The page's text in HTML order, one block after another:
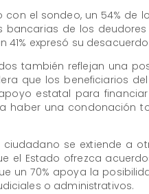
con el sondeo, un 54% de
bancarias de los
41% expresó su
también reflejan una
que los beneficiarios
estatal para
haber una condonación
ciudadano se extiende a
el Estado ofrezca
un 70% apoya la
o administrativos.